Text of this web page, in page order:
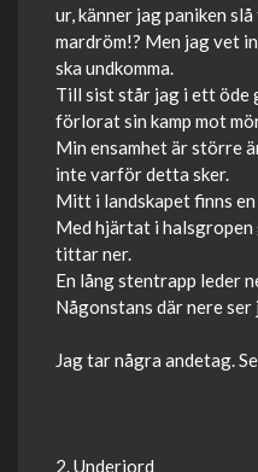
ur, känner jag paniken
mardröm!? Men jag vet
ska undkomma.
Till sist står jag i ett öde
förlorat sin kamp mot
Min ensamhet är större
inte varför detta sker.
Mitt i landskapet finns
Med hjärtat i
tittar ner.
En lång stentrapp leder
Någonstans där nere ser
Jag tar några andetag.
2. Underjord